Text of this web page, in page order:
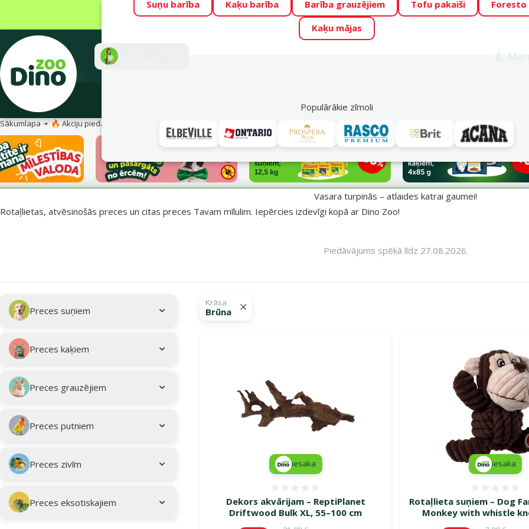
Visu mēnesi Dino Zoo piedāvā lieliskas cenas mīluļu TOP barībām! 🍖 →
Fotokonkurss “GADA ŪSAIŅI”! Varbūt tieši Tavs mīlulis būs 2027. gada
Suņu barība Kaķu barība Barība grauzējiem Tofu pakaiši
Foresto
Kaķu mājas
Populārākie zīmoli
Akciju piedāvājumi
Sākumlapa 🔥 Akciju piedāvājumi
Vasara turpinās – atlaides katrai gaumei!
Rotaļlietas, atvēsinošās preces un citas preces Tavam mīlulim. Iepērcies izdevīgi kopā ar Dino Zoo!
Piedāvājums spēkā līdz 27.08.2026.
Apakškategorija
Preces suņiem
Preces kaķiem
Preces grauzējiem
Preces putniem
Preces zivīm
Preces eksotiskajiem
Atlasītie filtri
Krāsa
Brūna
Dekors akvārijam – ReptiPlanet
Driftwood Bulk XL, 55–100 cm
iesaka
Rotaļlieta suņiem – Dog
Monkey with whistle
iesaka